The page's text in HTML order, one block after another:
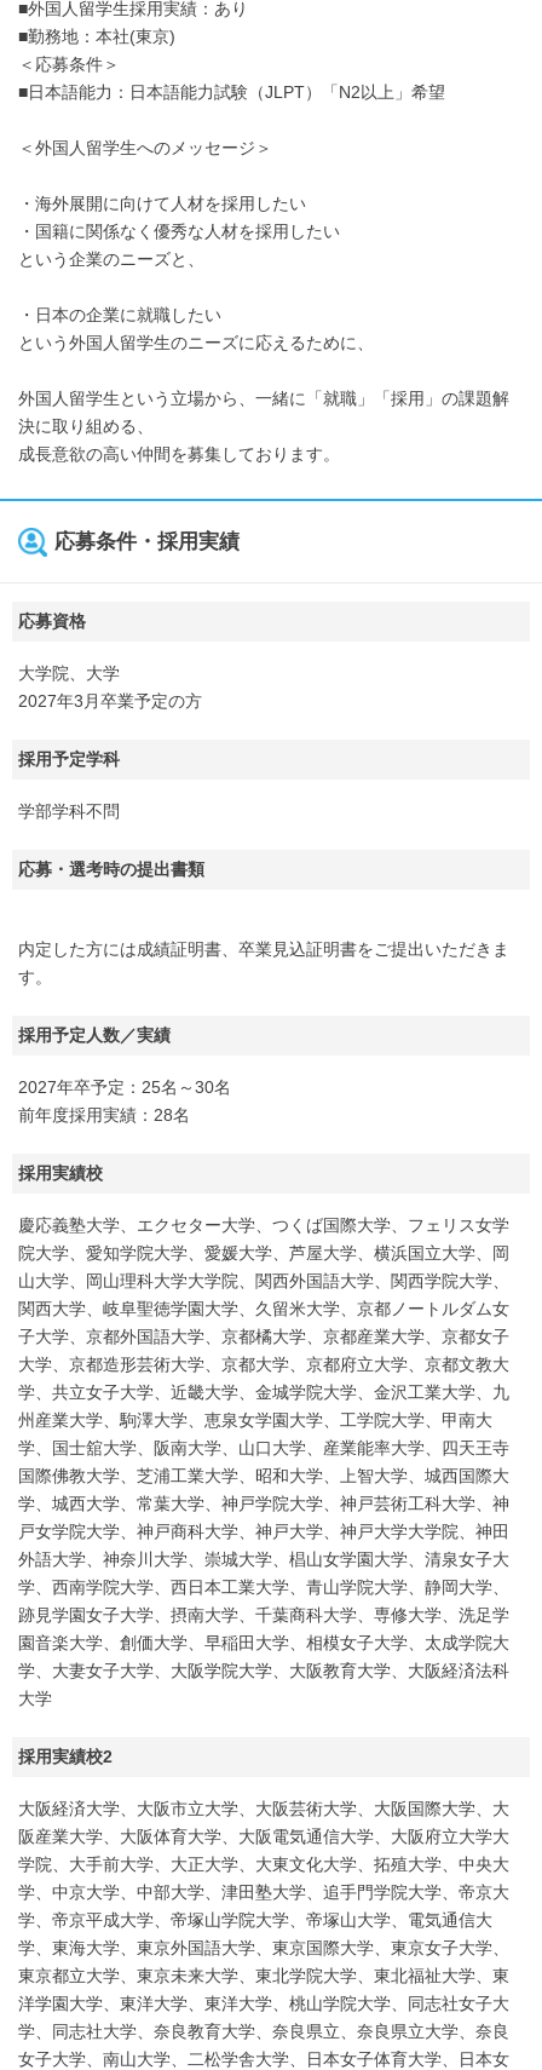
■外国人留学生採用実績：あり
■勤務地：本社(東京)
＜応募条件＞
■日本語能力：日本語能力試験（JLPT）「N2以上」希望
＜外国人留学生へのメッセージ＞
・海外展開に向けて人材を採用したい
・国籍に関係なく優秀な人材を採用したい
という企業のニーズと、
・日本の企業に就職したい
という外国人留学生のニーズに応えるために、
外国人留学生という立場から、一緒に「就職」「採用」の課題解
決に取り組める、
成長意欲の高い仲間を募集しております。
応募条件・採用実績
応募資格
大学院、大学
2027年3月卒業予定の方
採用予定学科
学部学科不問
応募・選考時の提出書類
内定した方には成績証明書、卒業見込証明書をご提出いただきま
す。
採用予定人数／実績
2027年卒予定：25名～30名
前年度採用実績：28名
採用実績校
慶応義塾大学、エクセター大学、つくば国際大学、フェリス女学
院大学、愛知学院大学、愛媛大学、芦屋大学、横浜国立大学、岡
山大学、岡山理科大学大学院、関西外国語大学、関西学院大学、
関西大学、岐阜聖徳学園大学、久留米大学、京都ノートルダム女
子大学、京都外国語大学、京都橘大学、京都産業大学、京都女子
大学、京都造形芸術大学、京都大学、京都府立大学、京都文教大
学、共立女子大学、近畿大学、金城学院大学、金沢工業大学、九
州産業大学、駒澤大学、恵泉女学園大学、工学院大学、甲南大
学、国士舘大学、阪南大学、山口大学、産業能率大学、四天王寺
国際佛教大学、芝浦工業大学、昭和大学、上智大学、城西国際大
学、城西大学、常葉大学、神戸学院大学、神戸芸術工科大学、神
戸女学院大学、神戸商科大学、神戸大学、神戸大学大学院、神田
外語大学、神奈川大学、崇城大学、椙山女学園大学、清泉女子大
学、西南学院大学、西日本工業大学、青山学院大学、静岡大学、
跡見学園女子大学、摂南大学、千葉商科大学、専修大学、洗足学
園音楽大学、創価大学、早稲田大学、相模女子大学、太成学院大
学、大妻女子大学、大阪学院大学、大阪教育大学、大阪経済法科
大学
採用実績校2
大阪経済大学、大阪市立大学、大阪芸術大学、大阪国際大学、大
阪産業大学、大阪体育大学、大阪電気通信大学、大阪府立大学大
学院、大手前大学、大正大学、大東文化大学、拓殖大学、中央大
学、中京大学、中部大学、津田塾大学、追手門学院大学、帝京大
学、帝京平成大学、帝塚山学院大学、帝塚山大学、電気通信大
学、東海大学、東京外国語大学、東京国際大学、東京女子大学、
東京都立大学、東京未来大学、東北学院大学、東北福祉大学、東
洋学園大学、東洋大学、東洋大学、桃山学院大学、同志社女子大
学、同志社大学、奈良教育大学、奈良県立、奈良県立大学、奈良
女子大学、南山大学、二松学舎大学、日本女子体育大学、日本女